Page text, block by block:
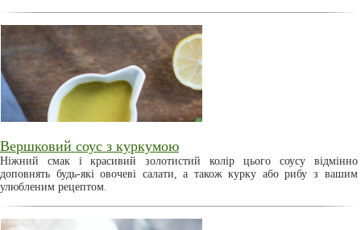
Вершковий соус з куркумою
Ніжний смак і красивий золотистий колір цього соусу відмінно
доповнять будь-які овочеві салати, а також курку або рибу з вашим
улюбленим рецептом.